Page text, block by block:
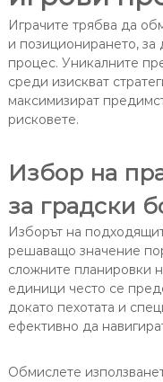
Играчите трябва да
и позиционирането, за
процес. Уникалните
среди изискват
максимизират
рисковете.
Избор на
за градски
Изборът на
решаващо значение
сложните планировки
единици често се
докато пехотата и
ефективно да
Обмислете